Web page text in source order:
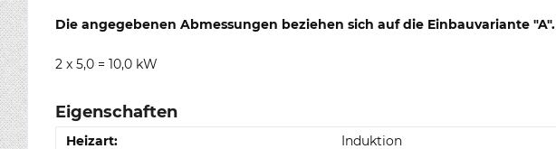
Die angegebenen Abmessungen beziehen sich auf die Einbauvariante "A".
2 x 5,0 = 10,0 kW
Eigenschaften
Heizart:
Induktion